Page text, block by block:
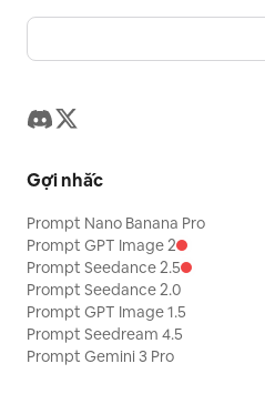
Gợi nhắc
Prompt Nano Banana Pro
Prompt GPT Image 2
Prompt Seedance 2.5
Prompt Seedance 2.0
Prompt GPT Image 1.5
Prompt Seedream 4.5
Prompt Gemini 3 Pro